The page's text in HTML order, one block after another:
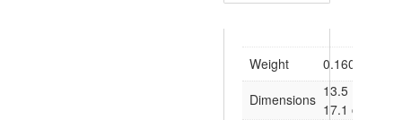
Weight
0.160 kg
Dimensions 13.5 × 1.6 ×
17.1 cm